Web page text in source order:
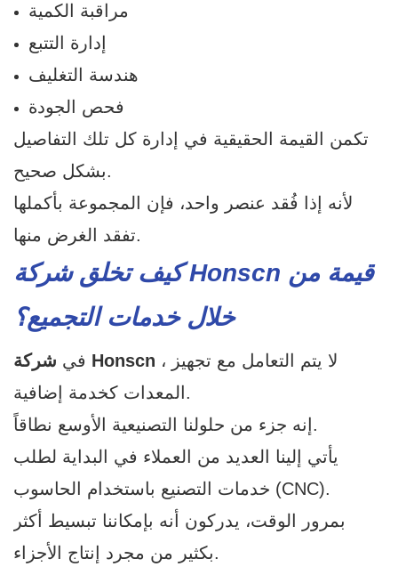
مراقبة الكمية
إدارة التتبع
هندسة التغليف
فحص الجودة
تكمن القيمة الحقيقية في إدارة كل تلك التفاصيل
بشكل صحيح.
لأنه إذا فُقد عنصر واحد، فإن المجموعة بأكملها
تفقد الغرض منها.
كيف تخلق شركة Honscn قيمة من
خلال خدمات التجميع؟
في شركة Honscn ، لا يتم التعامل مع تجهيز
المعدات كخدمة إضافية.
إنه جزء من حلولنا التصنيعية الأوسع نطاقاً.
يأتي إلينا العديد من العملاء في البداية لطلب
خدمات التصنيع باستخدام الحاسوب (CNC).
بمرور الوقت، يدركون أنه بإمكاننا تبسيط أكثر
بكثير من مجرد إنتاج الأجزاء.